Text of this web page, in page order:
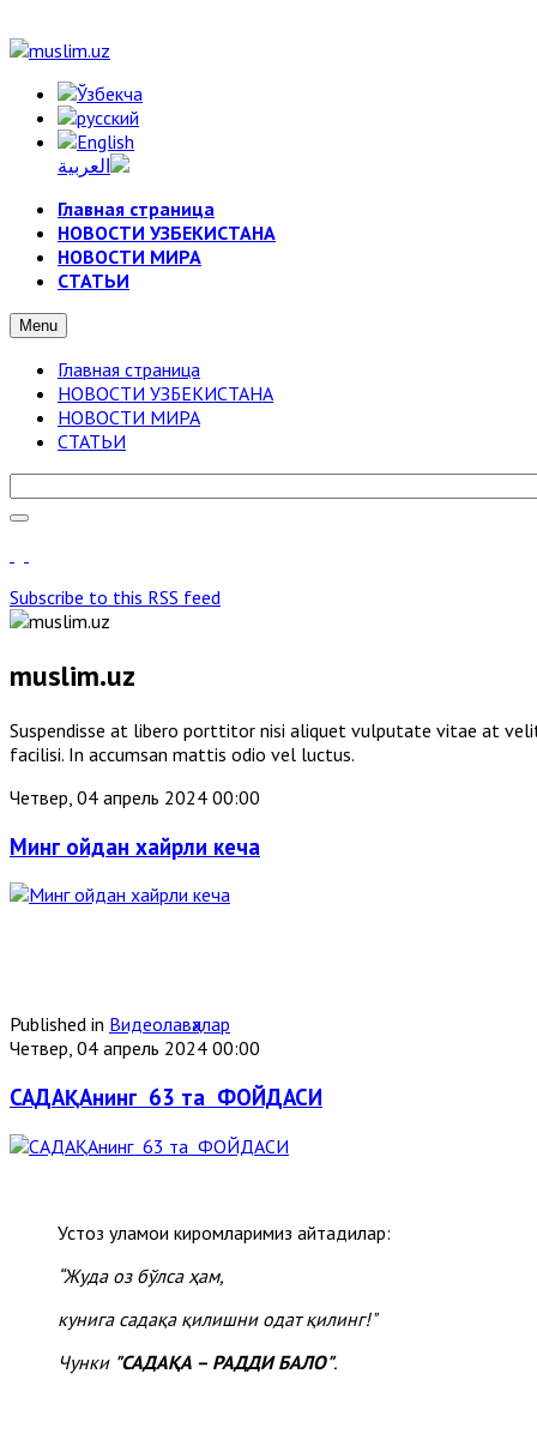
Главная страница
НОВОСТИ УЗБЕКИСТАНА
НОВОСТИ МИРА
СТАТЬИ
Menu
Главная страница
НОВОСТИ УЗБЕКИСТАНА
НОВОСТИ МИРА
СТАТЬИ
Subscribe to this RSS feed
muslim.uz
Suspendisse at libero porttitor nisi aliquet vulputate vitae at
facilisi. In accumsan mattis odio vel luctus.
Четвер, 04 апрель 2024 00:00
Минг ойдан хайрли кеча
Published in Видеолавҳалар
Четвер, 04 апрель 2024 00:00
САДАҚАнинг 63 та ФОЙДАСИ
Устоз уламои киромларимиз айтадилар:
“Жуда оз бўлса ҳам,
кунига садақа қилишни одат қилинг!"
Чунки "САДАҚА – РАДДИ БАЛО".